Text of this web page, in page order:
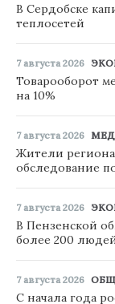
В Сердобске
теплосетей
7 августа 2026
Товарооборот
на 10%
7 августа 2026
Жители
обследование
7 августа 2026
В Пензенской
более 200
7 августа 2026
С начала года